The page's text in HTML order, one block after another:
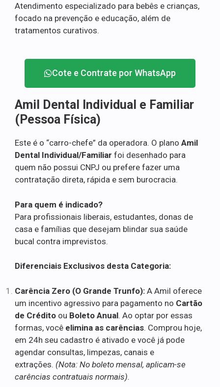
Atendimento especializado para bebês e crianças,
focado na prevenção e educação, além de
tratamentos curativos.
Cote e Contrate por WhatsApp
Amil Dental Individual e Familiar
(Pessoa Física)
Este é o “carro-chefe” da operadora. O plano Amil
Dental Individual/Familiar foi desenhado para
quem não possui CNPJ ou prefere fazer uma
contratação direta, rápida e sem burocracia.
Para quem é indicado?
Para profissionais liberais, estudantes, donas de
casa e famílias que desejam blindar sua saúde
bucal contra imprevistos.
Diferenciais Exclusivos desta Categoria:
Carência Zero (O Grande Trunfo): A Amil oferece
um incentivo agressivo para pagamento no Cartão
de Crédito ou Boleto Anual. Ao optar por essas
formas, você elimina as carências. Comprou hoje,
em 24h seu cadastro é ativado e você já pode
agendar consultas, limpezas, canais e
extrações. (Nota: No boleto mensal, aplicam-se
carências contratuais normais).